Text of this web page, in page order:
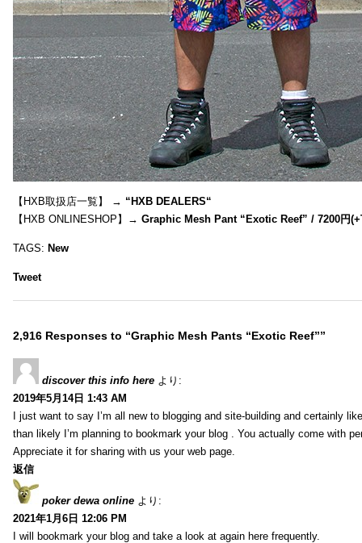
【HXB取扱店一覧】 → “HXB DEALERS“
【HXB ONLINESHOP】→ Graphic Mesh Pant “Exotic Reef” / 7200円
TAGS: New
Tweet
2,916 Responses to “Graphic Mesh Pants “Exotic Reef””
discover this info here より:
2019年5月14日 1:43 AM
I just want to say I’m all new to blogging and site-building and certainly
than likely I’m planning to bookmark your blog . You actually come with
Appreciate it for sharing with us your web page.
返信
poker dewa online より:
2021年1月6日 12:06 PM
I will bookmark your blog and take a look at again here frequently.